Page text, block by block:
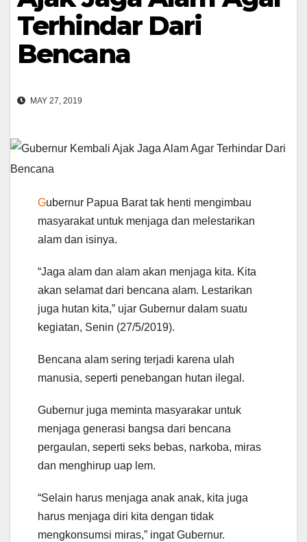
Terhindar Dari
Bencana
MAY 27, 2019
Gubernur Papua Barat tak henti mengimbau
masyarakat untuk menjaga dan melestarikan
alam dan isinya.
“Jaga alam dan alam akan menjaga kita. Kita
akan selamat dari bencana alam. Lestarikan
juga hutan kita,” ujar Gubernur dalam suatu
kegiatan, Senin (27/5/2019).
Bencana alam sering terjadi karena ulah
manusia, seperti penebangan hutan ilegal.
Gubernur juga meminta masyarakar untuk
menjaga generasi bangsa dari bencana
pergaulan, seperti seks bebas, narkoba, miras
dan menghirup uap lem.
“Selain harus menjaga anak anak, kita juga
harus menjaga diri kita dengan tidak
mengkonsumsi miras,” ingat Gubernur.